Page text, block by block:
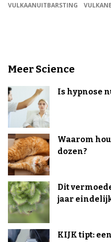
VULKAANUITBARSTING
Meer Science
Is hypnose
Waarom
dozen?
Dit
jaar
KIJK tipt: